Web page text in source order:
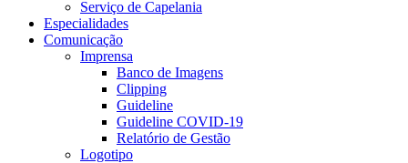
Serviço de Capelania
Especialidades
Comunicação
Imprensa
Banco de Imagens
Clipping
Guideline
Guideline COVID-19
Relatório de Gestão
Logotipo